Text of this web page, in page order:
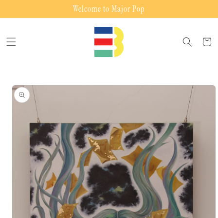
Welcome to Major Pop
Cart
Skip to
product
information